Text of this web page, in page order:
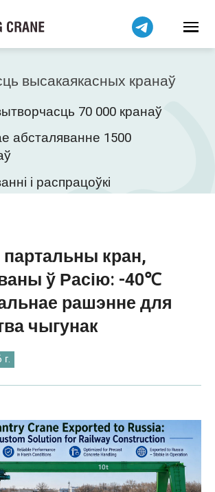
высакаякасных кранаў
70 000 кранаў
абсталяванне 1500
і распрацоўкі
кран,
ў Расію: -40℃
рашэнне для
чыгунак